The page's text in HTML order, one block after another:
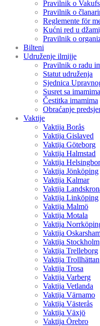
Pravilnik o
Pravilnik o
Reglemente för
Kućni red u
Pravilnik o
Bilteni
Udruženje ilmijje
Pravilnik o radu
Statut udruženja
Sjednica
Susret sa imamima
Čestitka imamima
Obraćanje
Vaktije
Vaktija Borås
Vaktija Gislaved
Vaktija Göteborg
Vaktija Halmstad
Vaktija
Vaktija Jönköping
Vaktija Kalmar
Vaktija
Vaktija Linköping
Vaktija Malmö
Vaktija Motala
Vaktija
Vaktija
Vaktija Stockholm
Vaktija Trelleborg
Vaktija Trollhättan
Vaktija Trosa
Vaktija Varberg
Vaktija Vetlanda
Vaktija Värnamo
Vaktija Västerås
Vaktija Växjö
Vaktija Örebro